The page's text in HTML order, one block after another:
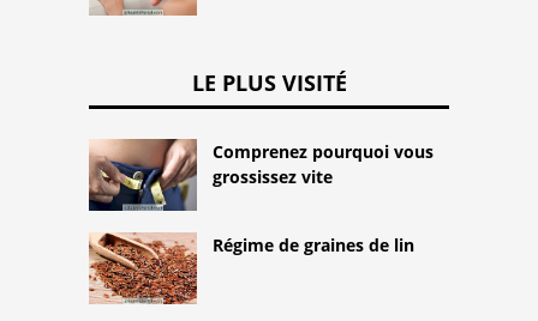
LE PLUS VISITÉ
Comprenez pourquoi vous
grossissez vite
Régime de graines de lin